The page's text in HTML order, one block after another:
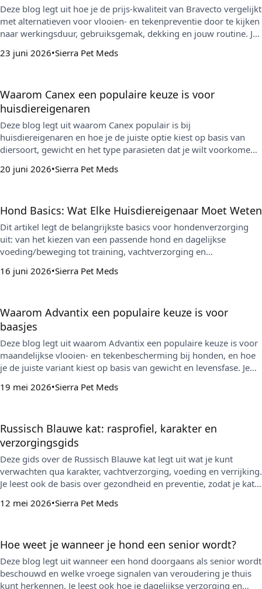
Deze blog legt uit hoe je de prijs-kwaliteit van Bravecto vergelijkt
met alternatieven voor vlooien- en tekenpreventie door te kijken
naar werkingsduur, gebruiksgemak, dekking en jouw routine. Je
kopen en gemiste doses te voorkomen.
23 juni 2026 Sierra Pet Meds
Waarom Canex een populaire keuze is voor
huisdiereigenaren
Deze blog legt uit waarom Canex populair is bij
huisdiereigenaren en hoe je de juiste optie kiest op basis van
diersoort, gewicht en het type parasieten dat je wilt voorkomen.
Canex online kunt kopen.
20 juni 2026 Sierra Pet Meds
Hond Basics: Wat Elke Huisdiereigenaar Moet Weten
Dit artikel legt de belangrijkste basics voor hondenverzorging
uit: van het kiezen van een passende hond en dagelijkse
voeding/beweging tot training, vachtverzorging en
signalen om thuis de gezondheid te monitoren en op tijd een
16 juni 2026 Sierra Pet Meds
Waarom Advantix een populaire keuze is voor
baasjes
Deze blog legt uit waarom Advantix een populaire keuze is voor
maandelijkse vlooien- en tekenbescherming bij honden, en hoe
je de juiste variant kiest op basis van gewicht en levensfase. Je
huishoudens met meerdere huisdieren en slim inkopen voor
19 mei 2026 Sierra Pet Meds
Russisch Blauwe kat: rasprofiel, karakter en
verzorgingsgids
Deze gids over de Russisch Blauwe kat legt uit wat je kunt
verwachten qua karakter, vachtverzorging, voeding en verrijking.
Je leest ook de basis over gezondheid en preventie, zodat je kat
12 mei 2026 Sierra Pet Meds
Hoe weet je wanneer je hond een senior wordt?
Deze blog legt uit wanneer een hond doorgaans als senior wordt
beschouwd en welke vroege signalen van veroudering je thuis
kunt herkennen. Je leest ook hoe je dagelijkse verzorging en